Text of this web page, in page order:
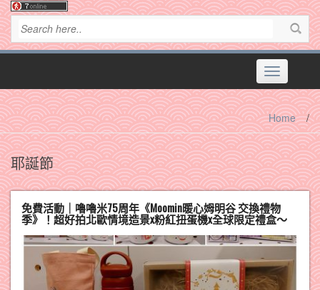
Toggle
navigation
Home /
耶誕節
免費活動｜嚕嚕米75周年《Moomin暖心姆明谷 交換禮物
季》！超好拍北歐情境造景x粉紅扭蛋機x全球限定禮盒～